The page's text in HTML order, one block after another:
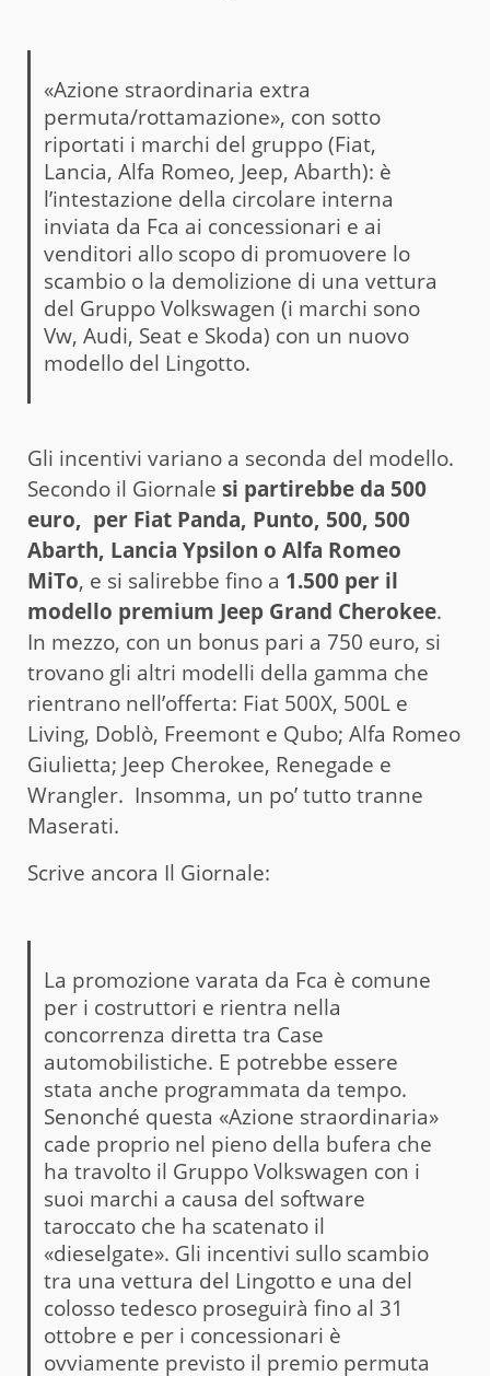
«Azione straordinaria extra
permuta/rottamazione», con sotto
riportati i marchi del gruppo (Fiat,
Lancia, Alfa Romeo, Jeep, Abarth): è
l’intestazione della circolare interna
inviata da Fca ai concessionari e ai
venditori allo scopo di promuovere lo
scambio o la demolizione di una vettura
del Gruppo Volkswagen (i marchi sono
Vw, Audi, Seat e Skoda) con un nuovo
modello del Lingotto.
Gli incentivi variano a seconda del modello.
Secondo il Giornale si partirebbe da 500
euro, per Fiat Panda, Punto, 500, 500
Abarth, Lancia Ypsilon o Alfa Romeo
MiTo, e si salirebbe fino a 1.500 per il
modello premium Jeep Grand Cherokee.
In mezzo, con un bonus pari a 750 euro, si
trovano gli altri modelli della gamma che
rientrano nell’offerta: Fiat 500X, 500L e
Living, Doblò, Freemont e Qubo; Alfa Romeo
Giulietta; Jeep Cherokee, Renegade e
Wrangler. Insomma, un po’ tutto tranne
Maserati.
Scrive ancora Il Giornale:
La promozione varata da Fca è comune
per i costruttori e rientra nella
concorrenza diretta tra Case
automobilistiche. E potrebbe essere
stata anche programmata da tempo.
Senonché questa «Azione straordinaria»
cade proprio nel pieno della bufera che
ha travolto il Gruppo Volkswagen con i
suoi marchi a causa del software
taroccato che ha scatenato il
«dieselgate». Gli incentivi sullo scambio
tra una vettura del Lingotto e una del
colosso tedesco proseguirà fino al 31
ottobre e per i concessionari è
ovviamente previsto il premio permuta